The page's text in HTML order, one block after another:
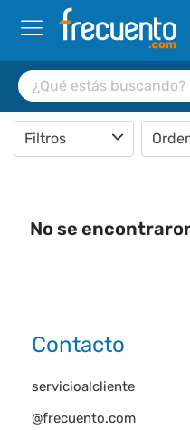
Filtros
No se
Contacto
servicioalcliente
@frecuento.com